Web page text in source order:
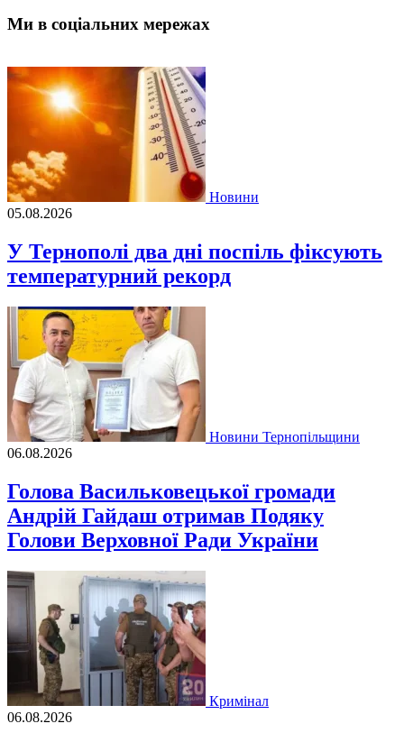
Ми в соціальних мережах
Новини
05.08.2026
У Тернополі два дні поспіль фіксують
температурний рекорд
Новини Тернопільщини
06.08.2026
Голова Васильковецької громади
Андрій Гайдаш отримав Подяку
Голови Верховної Ради України
Кримінал
06.08.2026